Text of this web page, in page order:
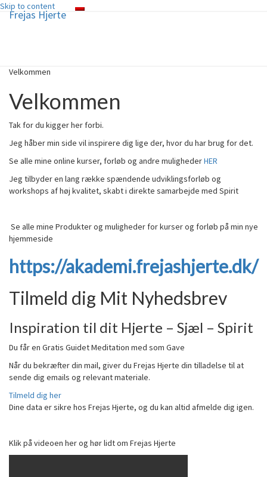
Skip to content
Toggle
Frejas Hjerte
Velkommen
Velkommen
Tak for du kigger her forbi.
Jeg håber min side vil inspirere dig lige der, hvor du har brug for det.
Se alle mine online kurser, forløb og andre mulighederHER
Jeg tilbyder en lang række spændende udviklingsforløb og
workshops af høj kvalitet, skabt i direkte samarbejde med Spirit
Se alle mine Produkter og muligheder for kurser og forløb på min nye
hjemmeside
https://akademi.frejashjerte.dk/
Tilmeld dig Mit Nyhedsbrev
Inspiration til dit Hjerte – Sjæl – Spirit
Du får en Gratis Guidet Meditation med som Gave
Når du bekræfter din mail, giver du Frejas Hjerte din tilladelse til at
sende dig emails og relevant materiale.
Tilmeld dig her
Dine data er sikre hos Frejas Hjerte, og du kan altid afmelde dig igen.
Klik på videoen her og hør lidt om Frejas Hjerte